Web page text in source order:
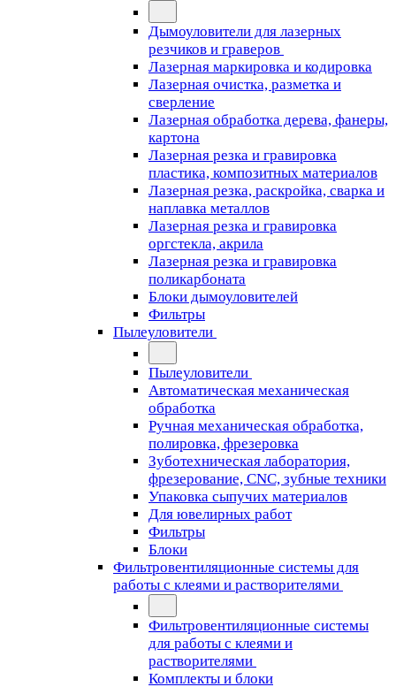
Дымоуловители для лазерных
резчиков и граверов
Лазерная маркировка и кодировка
Лазерная очистка, разметка и
сверление
Лазерная обработка дерева, фанеры,
картона
Лазерная резка и гравировка
пластика, композитных материалов
Лазерная резка, раскройка, сварка и
наплавка металлов
Лазерная резка и гравировка
оргстекла, акрила
Лазерная резка и гравировка
поликарбоната
Блоки дымоуловителей
Фильтры
Пылеуловители
Пылеуловители
Автоматическая механическая
обработка
Ручная механическая обработка,
полировка, фрезеровка
Зуботехническая лаборатория,
фрезерование, CNC, зубные техники
Упаковка сыпучих материалов
Для ювелирных работ
Фильтры
Блоки
Фильтровентиляционные системы для
работы с клеями и растворителями
Фильтровентиляционные системы
для работы с клеями и
растворителями
Комплекты и блоки